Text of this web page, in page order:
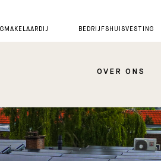
BEDRIJFSHUISVESTING
OVER ONS